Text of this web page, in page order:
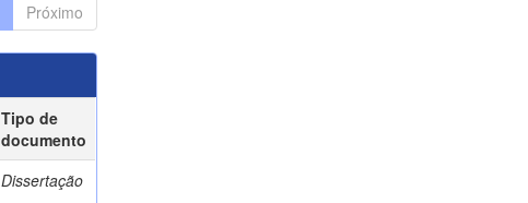
Próximo
Tipo de
documento
Dissertação